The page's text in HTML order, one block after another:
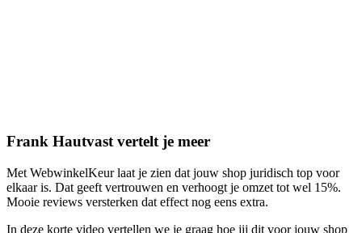
Frank Hautvast vertelt je meer
Met WebwinkelKeur laat je zien dat jouw shop juridisch top voor
elkaar is. Dat geeft vertrouwen en verhoogt je omzet tot wel 15%.
Mooie reviews versterken dat effect nog eens extra.
In deze korte video vertellen we je graag hoe jij dit voor jouw shop